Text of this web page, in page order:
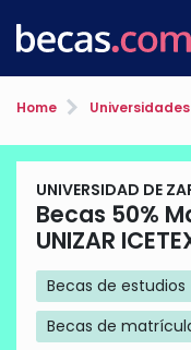
Home Universidades
UNIVERSIDAD DE
Becas 50%
UNIZAR
Becas de estudios
Becas de